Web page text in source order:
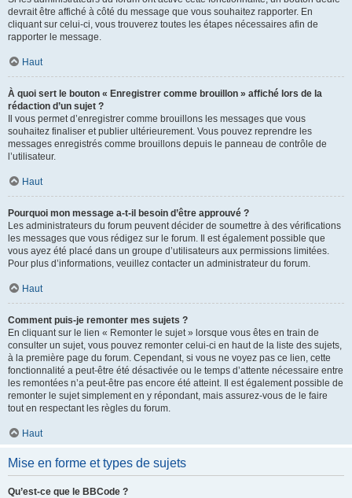
devrait être affiché à côté du message que vous souhaitez rapporter. En
cliquant sur celui-ci, vous trouverez toutes les étapes nécessaires afin de
rapporter le message.
Haut
À quoi sert le bouton « Enregistrer comme brouillon » affiché lors de la
rédaction d’un sujet ?
Il vous permet d’enregistrer comme brouillons les messages que vous
souhaitez finaliser et publier ultérieurement. Vous pouvez reprendre les
messages enregistrés comme brouillons depuis le panneau de contrôle de
l’utilisateur.
Haut
Pourquoi mon message a-t-il besoin d’être approuvé ?
Les administrateurs du forum peuvent décider de soumettre à des vérifications
les messages que vous rédigez sur le forum. Il est également possible que
vous ayez été placé dans un groupe d’utilisateurs aux permissions limitées.
Pour plus d’informations, veuillez contacter un administrateur du forum.
Haut
Comment puis-je remonter mes sujets ?
En cliquant sur le lien « Remonter le sujet » lorsque vous êtes en train de
consulter un sujet, vous pouvez remonter celui-ci en haut de la liste des sujets,
à la première page du forum. Cependant, si vous ne voyez pas ce lien, cette
fonctionnalité a peut-être été désactivée ou le temps d’attente nécessaire entre
les remontées n’a peut-être pas encore été atteint. Il est également possible de
remonter le sujet simplement en y répondant, mais assurez-vous de le faire
tout en respectant les règles du forum.
Haut
Mise en forme et types de sujets
Qu’est-ce que le BBCode ?